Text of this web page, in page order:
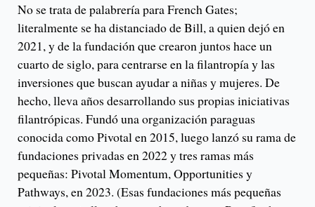
No se trata de palabrería para French Gates;
literalmente se ha distanciado de Bill, a quien dejó en
2021, y de la fundación que crearon juntos hace un
cuarto de siglo, para centrarse en la filantropía y las
inversiones que buscan ayudar a niñas y mujeres. De
hecho, lleva años desarrollando sus propias iniciativas
filantrópicas. Fundó una organización paraguas
conocida como Pivotal en 2015, luego lanzó su rama de
fundaciones privadas en 2022 y tres ramas más
pequeñas: Pivotal Momentum, Opportunities y
Pathways, en 2023. (Esas fundaciones más pequeñas